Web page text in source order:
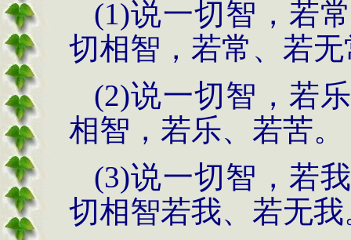
(1)说一切智，若
切相智，若常、若
(2)说一切智，若
相智，若乐、若苦。
(3)说一切智，若
切相智若我、若无我